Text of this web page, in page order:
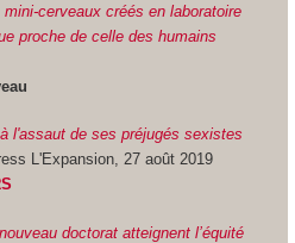
cerveaux créés en laboratoire
proche de celle des humains
l'assaut de ses préjugés sexistes
L'Expansion, 27 août 2019
doctorat atteignent l’équité